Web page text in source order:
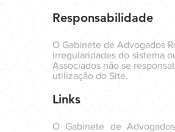
Responsabilidade
O Gabinete de Advogados
irregularidades do sistema
Associados não se
utilização do Site.
Links
O Gabinete de